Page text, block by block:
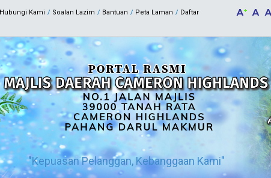
Hubungi Kami Soalan Lazim Bantuan Peta Laman Daftar
"Kepuasan Pelanggan, Kebanggaan Kami"